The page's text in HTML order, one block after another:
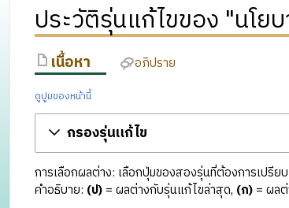
ประวัติรุ่นแก้ไขของ "นโย
เนื้อหา อภิปราย
ดูปูมของหน้านี้
กรองรุ่นแก้ไข
การเลือกผลต่าง: เลือกปุ่มของสองรุ่นที่ต้องการเปรีย
คำอธิบาย: (ป)= ผลต่างกับรุ่นแก้ไขล่าสุด, (ก)= ผลต่